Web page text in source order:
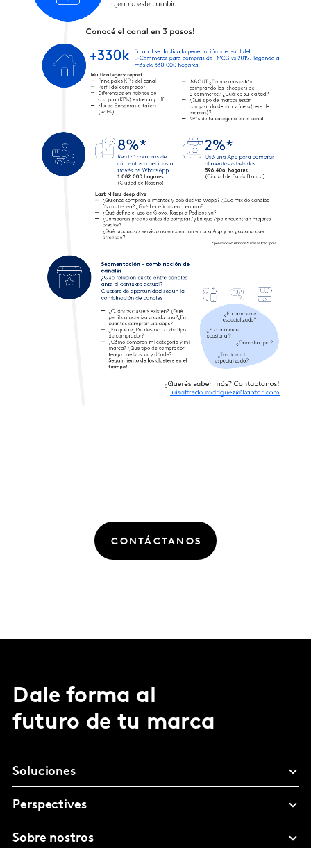
CONTÁCTANOS
Dale forma al
futuro de tu marca
Soluciones
Perspectives
Sobre nostros